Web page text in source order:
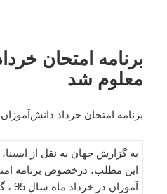
برنامه امتحان
معلوم شد
برنامه امتحان خرداد
به گزارش جهان به نقل از
این مطلب، درخصوص برنامه